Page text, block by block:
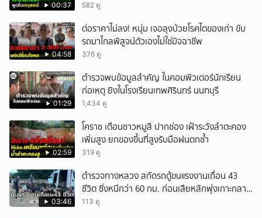
00:37 582 ดู
04:58
ต่อราคาไม่ลง! หนุ่ม เจอลุงป่วยโรคไตของเก่า ขับ
รถมาไกลพิสูจน์ตัวเองไม่ใช่มิจฉาชีพ
376 ดู
01:29
ตำรวจพบข้อมูลสำคัญ ในคอมพิวเตอร์นักเรียน
ก่อเหตุ ยิงในโรงเรียนเทพศิรินทร์ นนทบุรี
1,434 ดู
02:59
โคราช เตือนชาวหมูสี ปากช่อง เฝ้าระวังลำตะคอง
เพิ่มสูง ยกของขึ้นที่สูงรับมือฝนตกซ้ำ
319 ดู
03:46
ตำรวจทางหลวง สกัดรถตู้ขนแรงงานเถื่อน 43
ชีวิต ซิ่งหนีกว่า 60 กม. ก่อนเสียหลักพุ่งเกาะกลาง
ถนน
113 ดู